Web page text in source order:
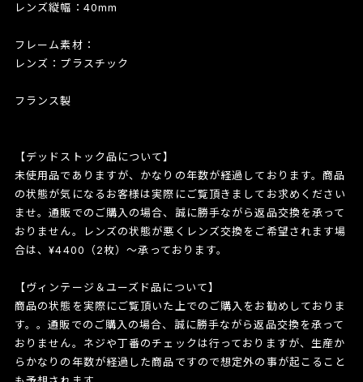
レンズ縦幅：40mm
フレーム素材：
レンズ：プラスチック
フランス製
【デッドストック品について】
未使用品でありますが、かなりの年数が経過しております。商品
の状態が気になるお客様は実際にご覧頂きましてお求めください
ませ。通販でのご購入の場合、誠に勝手ながら返品交換を承って
おりません。レンズの状態が悪くレンズ交換をご希望されます場
合は、¥4400（2枚）〜承っております。
【ヴィンテージ＆ユーズド品について】
商品の状態を実際にご覧頂いた上でのご購入をお勧めしておりま
す。。通販でのご購入の場合、誠に勝手ながら返品交換を承って
おりません。ネジや丁番のチェックは行っておりますが、生産か
らかなりの年数が経過した商品ですので想定外の事が起こること